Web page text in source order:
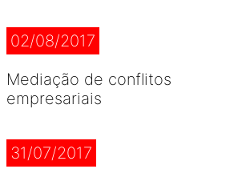
02/08/2017
Mediação de conflitos
empresariais
31/07/2017